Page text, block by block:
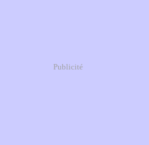
Publicité